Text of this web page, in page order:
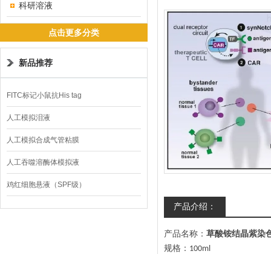
科研溶液
点击更多分类
新品推荐
FITC标记小鼠抗His tag
人工模拟泪液
人工模拟合成气管粘膜
人工吞噬溶酶体模拟液
鸡红细胞悬液（SPF级）
产品介绍：
产品名称： 草酸铵结晶紫染
规格： 100ml